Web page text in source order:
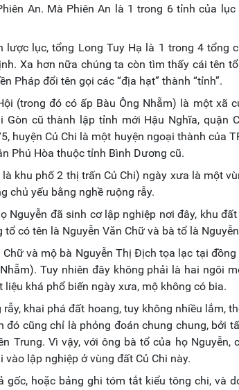
An. Mà Phiên An là 1 trong 6 tỉnh của
lược lục, tổng Long Tuy Hạ là 1 trong 4 tổng
Xa hơn nữa chúng ta còn tìm thấy cái tên
Pháp đổi tên gọi các “địa hạt” thành “tỉnh”.
(trong đó có ấp Bàu Ông Nhẵm) là một xã
Gòn cũ thành lập tỉnh mới Hậu Nghĩa, quận
huyện Củ Chi là một huyện ngoại thành của
Phú Hòa thuộc tỉnh Bình Dương cũ.
là khu phố 2 thị trấn Củ Chi) ngày xưa là một
chủ yếu bằng nghề ruộng rẫy.
Nguyễn đã sinh cơ lập nghiệp nơi đây, khu
tổ có tên là Nguyễn Văn Chữ và bà tổ là
Chữ và mộ bà Nguyễn Thị Địch tọa lạc tại
Tuy nhiên đây không phải là hai ngôi
liệu khá phổ biến ngày xưa, mộ không có bia.
khai phá đất hoang, tuy không nhiều lắm,
đó cũng chỉ là phỏng đoán chung chung, bởi
Trung. Vì vậy, với ông bà tổ của họ
vào lập nghiệp ở vùng đất Củ Chi này.
gốc, hoặc bảng ghi tóm tắt kiểu tông chi, và